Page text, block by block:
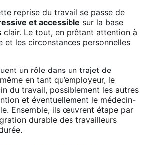
reprise du travail se passe de
et accessible sur la base
clair. Le tout, en prêtant attention à
et les circonstances personnelles
un rôle dans un trajet de
en tant qu’employeur, le
du travail, possiblement les autres
et éventuellement le médecin-
Ensemble, ils œuvrent étape par
durable des travailleurs